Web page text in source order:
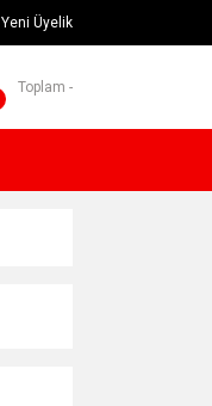
Yeni Üyelik
Toplam -